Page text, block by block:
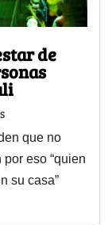
de
que no
eso “quien
su casa”